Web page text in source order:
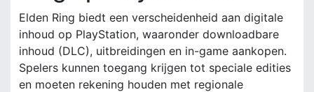
Elden Ring biedt een verscheidenheid aan digitale
inhoud op PlayStation, waaronder downloadbare
inhoud (DLC), uitbreidingen en in-game aankopen.
Spelers kunnen toegang krijgen tot speciale edities
en moeten rekening houden met regionale